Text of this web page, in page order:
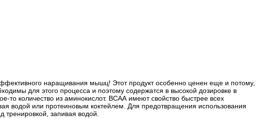
наращивания мышц! Этот продукт особенно ценен еще и потому,
для этого процесса и поэтому содержатся в высокой дозировке в
то количество из аминокислот. ВСАА имеют свойство быстрее всех
водой или протеиновым коктейлем. Для предотвращения использования
тренировкой, запивая водой.